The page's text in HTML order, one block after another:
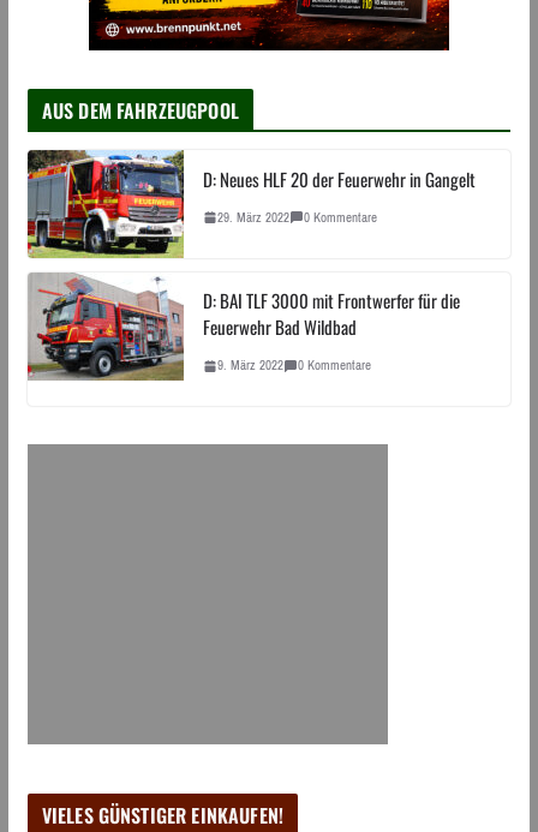
AUS DEM FAHRZEUGPOOL
D: Neues HLF 20 der Feuerwehr in Gangelt
29. März 2022 0 Kommentare
D: BAI TLF 3000 mit Frontwerfer für die
Feuerwehr Bad Wildbad
9. März 2022 0 Kommentare
VIELES GÜNSTIGER EINKAUFEN!